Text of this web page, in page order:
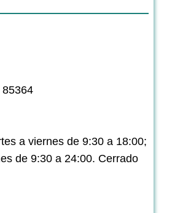
85364
a viernes de 9:30 a 18:00;
de 9:30 a 24:00. Cerrado